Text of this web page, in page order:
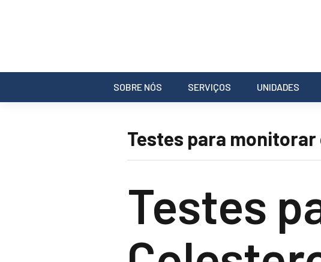
SOBRE NÓS SERVIÇOS UNIDADES
Testes para
Testes